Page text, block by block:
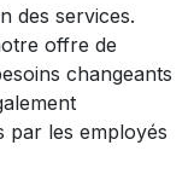
des services.
offre de
changeants
par les employés